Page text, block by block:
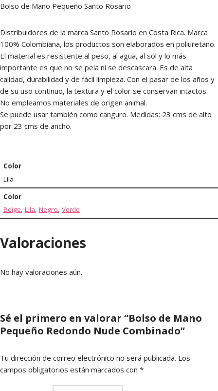
Bolso de Mano Pequeño Santo Rosario
Distribuidores de la marca Santo Rosario en Costa Rica. Marca
100% Colombiana, los productos son elaborados en poliuretano.
El material es resistente al peso, al agua, al sol y lo más
importante es que no se pela ni se descascara. Es de alta
calidad, durabilidad y de fácil limpieza. Con el pasar de los años y
de su uso continuo, la textura y el color se conservan intactos.
No empleamos materiales de origen animal.
Se puede usar también como canguro. Medidas: 23 cms de alto
por 23 cms de ancho.
Color
Lila
Color
Beige, Lila, Negro, Verde
Valoraciones
No hay valoraciones aún.
Sé el primero en valorar “Bolso de Mano
Pequeño Redondo Nude Combinado”
Tu dirección de correo electrónico no será publicada. Los
campos obligatorios están marcados con *